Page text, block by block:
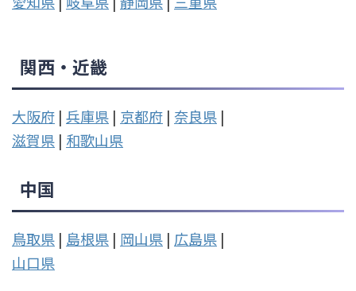
関西・近畿
大阪府 | 兵庫県 | 京都府 | 奈良県 |
滋賀県 | 和歌山県
中国
鳥取県 | 島根県 | 岡山県 | 広島県 |
山口県